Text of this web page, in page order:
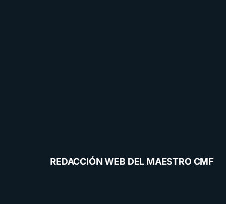
REDACCIÓN WEB DEL MAESTRO CMF